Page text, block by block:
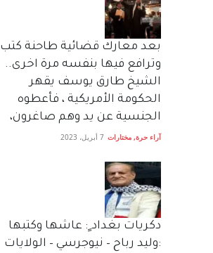
بعد معارك قضائية طاحنة كتب
وترافع فيها بنفسه مرة اخرى..
الشيخ طارق يوسف يقهر
الحكومة الأمريكية ، فأعطوه
الجنسية عن يد وهم صاغرون،
آراء حرة, مختارات 7 أبريل، 2023
دكريات بغداد ٍ: عاشها وكتبها
:وليد رباح – نيوجرسي – الولايات